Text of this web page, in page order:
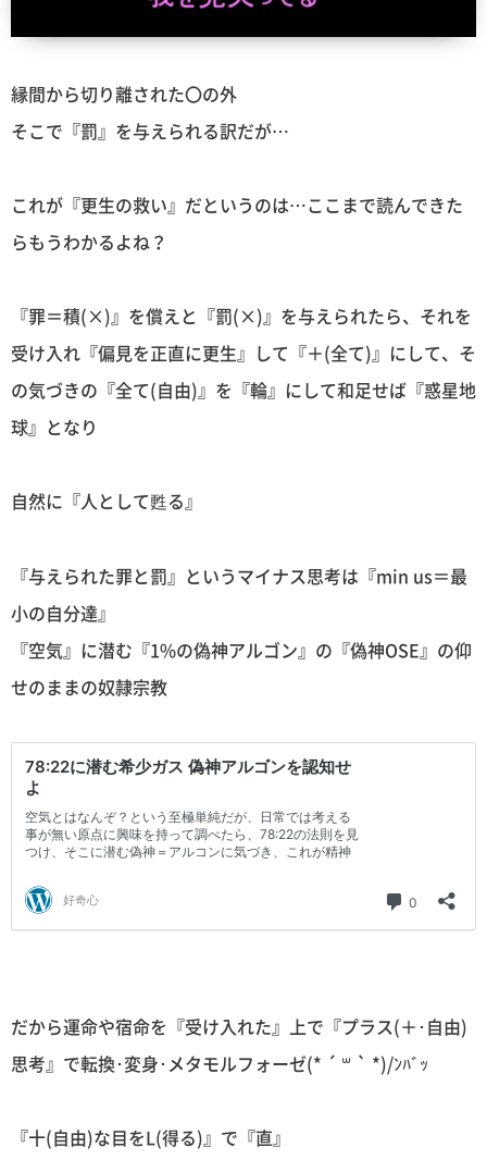
縁間から切り離された〇の外
そこで『罰』を与えられる訳だが…
これが『更生の救い』だというのは…ここまで読んできた
らもうわかるよね？
『罪＝積(×)』を償えと『罰(×)』を与えられたら、それを
受け入れ『偏見を正直に更生』して『＋(全て)』にして、そ
の気づきの『全て(自由)』を『輪』にして和足せば『惑星地
球』となり
自然に『人として甦る』
『与えられた罪と罰』というマイナス思考は『min us＝最
小の自分達』
『空気』に潜む『1%の偽神アルゴン』の『偽神OSE』の仰
せのままの奴隷宗教
だから運命や宿命を『受け入れた』上で『プラス(＋･自由)
思考』で転換･変身･メタモルフォーゼ(* ´ ꒳ ` *)/ﾝﾊﾞｯ
『十(自由)な目をL(得る)』で『直』